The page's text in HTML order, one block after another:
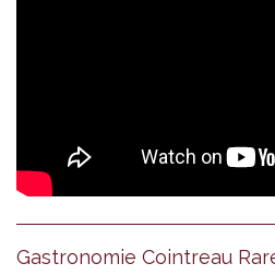
Gastronomie Cointreau